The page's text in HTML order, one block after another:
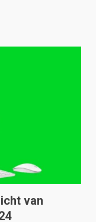
van